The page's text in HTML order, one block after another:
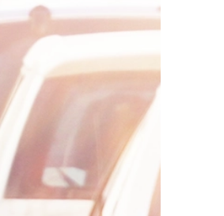
소리
통합검색
AI대륜
무사례
업무사례
/최신동향